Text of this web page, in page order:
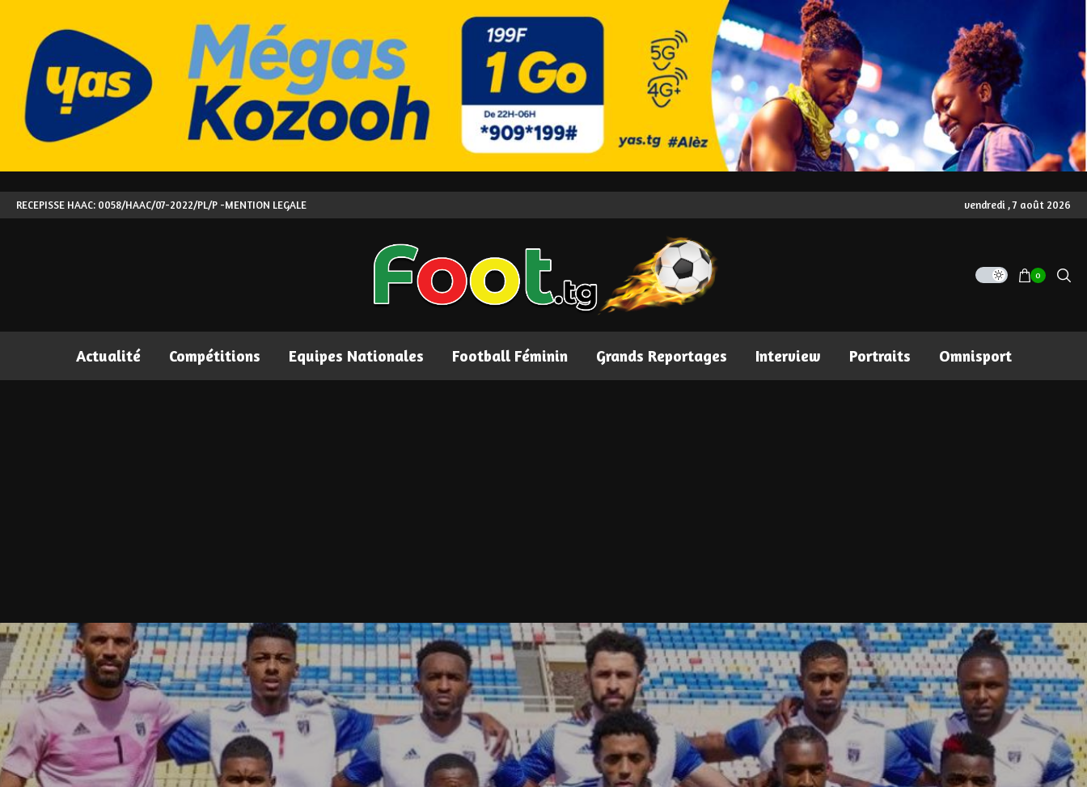
RECEPISSE HAAC: 0058/HAAC/07-2022/PL/P -MENTION LEGALE vendredi , 7 août 2026
0
Actualité Compétitions Equipes Nationales Football Féminin Grands Reportages Interview Portraits Omnisport